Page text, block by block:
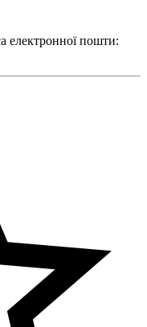
електронної пошти: